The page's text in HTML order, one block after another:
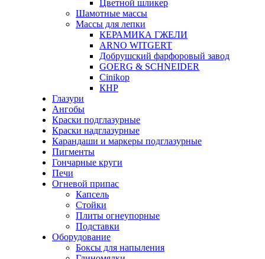
Цветной шликер
Шамотные массы
Массы для лепки
КЕРАМИКА ГЖЕЛИ
ARNO WITGERT
Добрушский фарфоровый завод
GOERG & SCHNEIDER
Cinikop
КНР
Глазури
Ангобы
Краски подглазурные
Краски надглазурные
Карандаши и маркеры подглазурные
Пигменты
Гончарные круги
Печи
Огневой припас
Капсель
Стойки
Плиты огнеупорные
Подставки
Оборудование
Боксы для напыления